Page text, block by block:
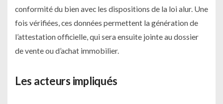
conformité du bien avec les dispositions de la loi alur. Une
fois vérifiées, ces données permettent la génération de
l’attestation officielle, qui sera ensuite jointe au dossier
de vente ou d’achat immobilier.
Les acteurs impliqués